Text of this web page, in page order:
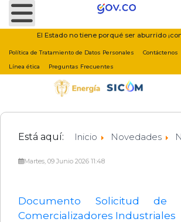
Nota:
este
web
incluye
un
accesibilidad.
El Estado no tiene porqué ser aburrido
Política de Tratamiento de Datos Personales Contáctenos
Línea ética Preguntas Frecuentes
Está aquí: Inicio Novedades
Martes, 09 Junio 2026 11:48
Documento Solicitud de
Comercializadores Industriales